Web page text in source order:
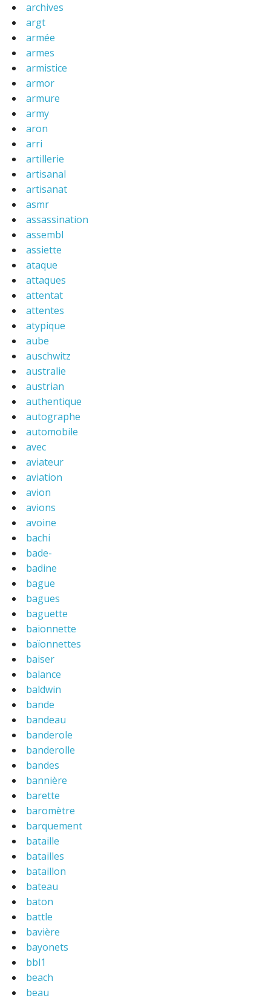
archives
argt
armée
armes
armistice
armor
armure
army
aron
arri
artillerie
artisanal
artisanat
asmr
assassination
assembl
assiette
ataque
attaques
attentat
attentes
atypique
aube
auschwitz
australie
austrian
authentique
autographe
automobile
avec
aviateur
aviation
avion
avions
avoine
bachi
bade-
badine
bague
bagues
baguette
baionnette
baïonnettes
baiser
balance
baldwin
bande
bandeau
banderole
banderolle
bandes
bannière
barette
baromètre
barquement
bataille
batailles
bataillon
bateau
baton
battle
bavière
bayonets
bbl1
beach
beau